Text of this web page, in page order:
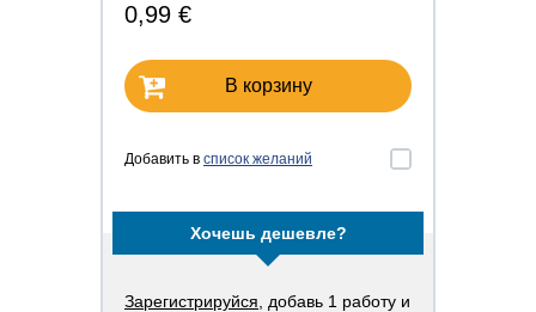
0,99 €
В корзину
Добавить в список желаний
Хочешь дешевле?
Зарегистрируйся , добавь 1 работу и